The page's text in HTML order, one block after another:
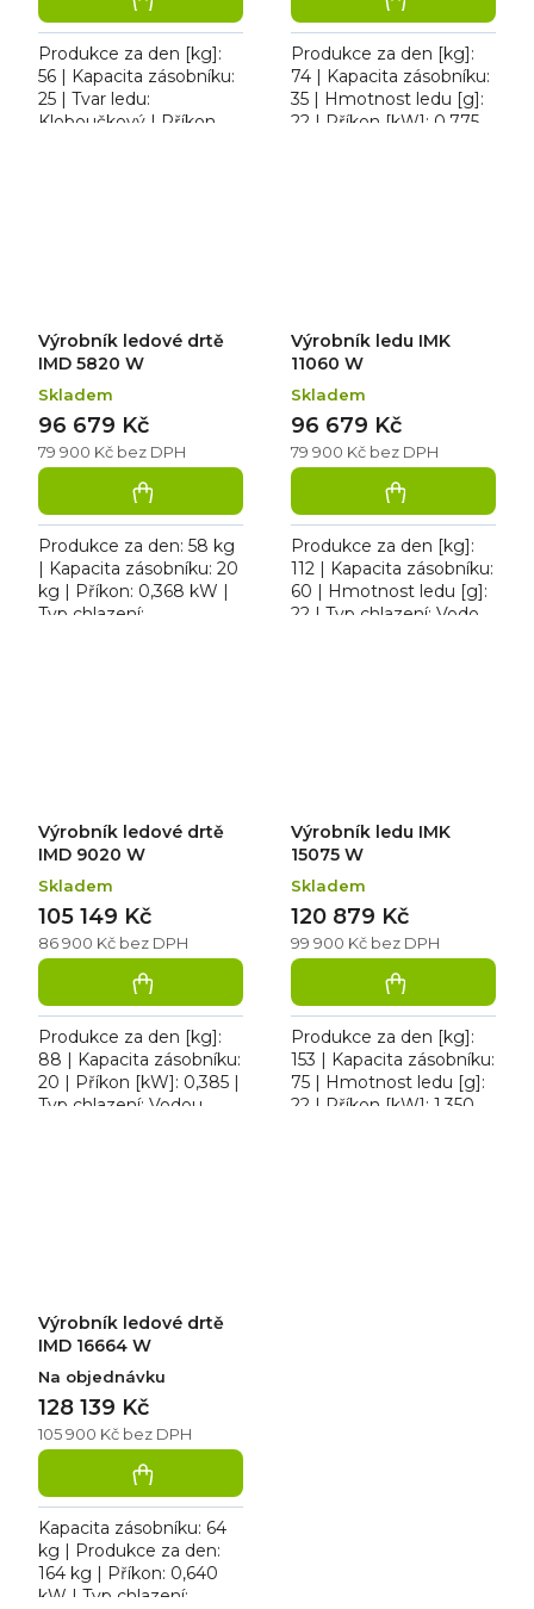
Produkce za den [kg]:
56 | Kapacita zásobníku:
25 | Tvar ledu:
Kloboučkový | Příkon
Produkce za den [kg]:
74 | Kapacita zásobníku:
35 | Hmotnost ledu [g]:
22 | Příkon [kW]: 0,775.
Výrobník ledové drtě
IMD 5820 W
Skladem
79 900 Kč bez DPH
96 679 Kč
Produkce za den: 58 kg
| Kapacita zásobníku: 20
kg | Příkon: 0,368 kW |
Typ chlazení:
Výrobník ledu IMK
11060 W
Skladem
79 900 Kč bez DPH
96 679 Kč
Produkce za den [kg]:
112 | Kapacita zásobníku:
60 | Hmotnost ledu [g]:
22 | Typ chlazení: Vodou.
Výrobník ledové drtě
IMD 9020 W
Skladem
86 900 Kč bez DPH
105 149 Kč
Produkce za den [kg]:
88 | Kapacita zásobníku:
20 | Příkon [kW]: 0,385 |
Typ chlazení: Vodou.
Výrobník ledu IMK
15075 W
Skladem
99 900 Kč bez DPH
120 879 Kč
Produkce za den [kg]:
153 | Kapacita zásobníku:
75 | Hmotnost ledu [g]:
22 | Příkon [kW]: 1,350.
Výrobník ledové drtě
IMD 16664 W
Na objednávku
105 900 Kč bez DPH
128 139 Kč
Kapacita zásobníku: 64
kg | Produkce za den:
164 kg | Příkon: 0,640
kW | Typ chlazení: